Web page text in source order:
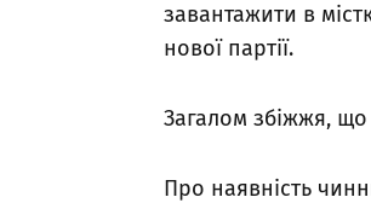
завантажити в
нової партії.
Загалом збіжжя,
Про наявність